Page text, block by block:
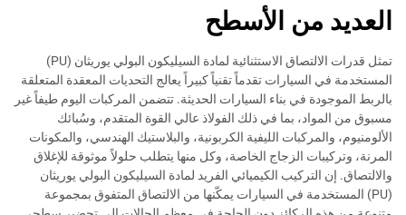
العديد من الأسطح
تمثل قدرات الالتصاق الاستثنائية لمادة السيليكون البولي يوريثان (PU)
المستخدمة في السيارات تقدماً تقنياً كبيراً يعالج التحديات المعقدة المتعلقة
بالربط الموجودة في بناء السيارات الحديثة. تتضمن المركبات اليوم طيفاً غير
مسبوق من المواد، بما في ذلك الفولاذ عالي القوة المتقدم، وسُبائك
الألومنيوم، والمركبات الليفية الكربونية، والبلاستيك الهندسي، والمكونات
المرنة، وتركيبات الزجاج الخاصة، وكل منها يتطلب حلولاً موثوقة للإغلاق
والالتصاق. إن التركيب الكيميائي الفريد لمادة السيليكون البولي يوريثان
(PU) المستخدمة في السيارات يمكّنها من الالتصاق المتفوق بمجموعة